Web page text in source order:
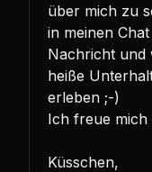
über mich zu
in meinen
Nachricht und
heiße
erleben ;-)
Ich freue mich
Küsschen,